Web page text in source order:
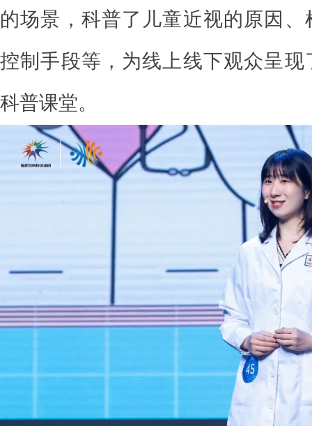
的场景，科普了儿童近视的原因
控制手段等，为线上线下观众呈现
科普课堂。